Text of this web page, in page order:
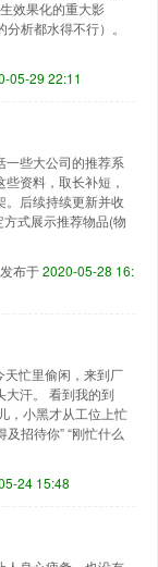
效果化的重大影
析都水得不行）。
05-29 22:11
一些大公司的推荐系
资料，取长补短，
。后续持续更新并收
式展示推荐物品(物
发布于2020-05-28 16:
忙里偷闲，来到厂
大汗。 看到我的到
，小黑才从工位上忙
招待你” “刚忙什么
24 15:48